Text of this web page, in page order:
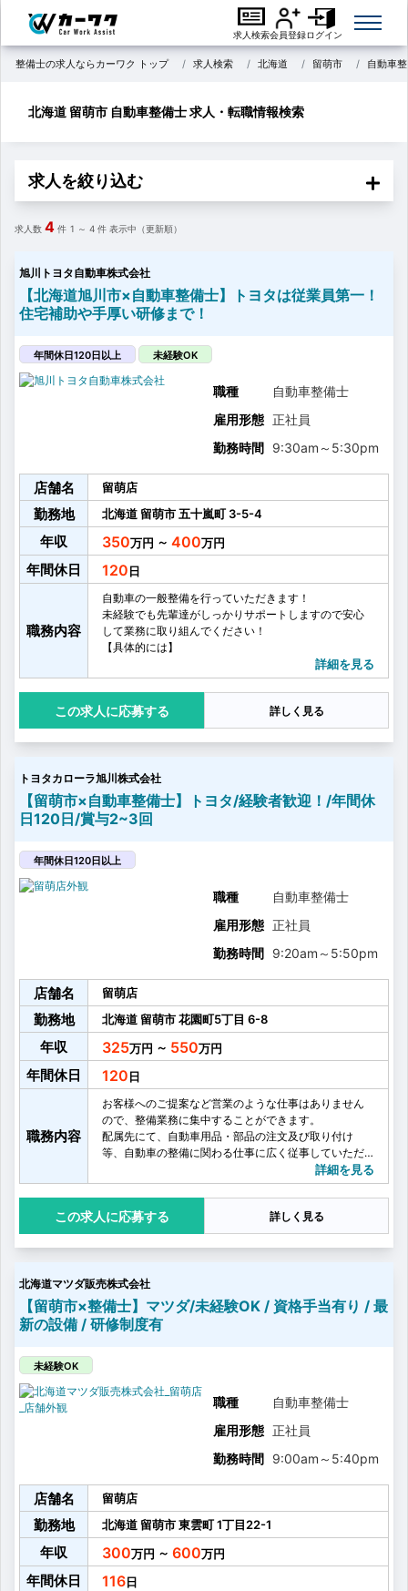
求人検索会員登録ログイン
整備士の求人ならカーワク トップ 求人検索 北海道 留萌市 自動車
北海道 留萌市 自動車整備士 求人・転職情報検索
求人を絞り込む
求人数 4 件 1 ～ 4 件 表示中（更新順）
旭川トヨタ自動車株式会社
【北海道旭川市×自動車整備士】トヨタは従業員第一！
住宅補助や手厚い研修まで！
年間休日120日以上 未経験OK
職種
自動車整備士
雇用形態 正社員
勤務時間 9:30am ～ 5:30pm
店舗名 留萌店
勤務地 北海道 留萌市五十嵐町 3-5-4
年収 350 ～ 400
年間休日 120
職務内容
自動車の一般整備を行っていただきます！
未経験でも先輩達がしっかりサポートしますので安心
して業務に取り組んでください！
【具体的には】
・整備、修理
・必要部品の発注
・お客様への整備説明
※整備いただく車両は、普通自動車及び4t以下のトラッ
クが中心となります。
す。
詳細を見る
応募する 詳しく見る
トヨタカローラ旭川株式会社
【留萌市×自動車整備士】トヨタ/経験者歓迎！/年間休
日120日/賞与2~3回
年間休日120日以上
職種
自動車整備士
雇用形態 正社員
勤務時間 9:20am ～ 5:50pm
店舗名 留萌店
勤務地 北海道 留萌市花園町5丁目 6-8
年収 325 ～ 550
年間休日 120
職務内容
お客様へのご提案など営業のような仕事はありません
ので、整備業務に集中することができます。
配属先にて、自動車用品・部品の注文及び取り付け
等、自動車の整備に関わる仕事に広く従事していただ
■自動車の整備・点検・修理
■コンピュータを用いての故障診断
■タイヤ、ワイパー、ベルト類、オイル等の消耗品の交
換
詳細を見る
応募する 詳しく見る
北海道マツダ販売株式会社
【留萌市×整備士】マツダ/未経験OK / 資格手当有り / 最
新の設備 / 研修制度有
未経験OK
職種
自動車整備士
雇用形態 正社員
勤務時間 9:00am ～ 5:40pm
店舗名 留萌店
勤務地 北海道 留萌市東雲町1丁目22-1
年収 300 ～ 600
年間休日 116